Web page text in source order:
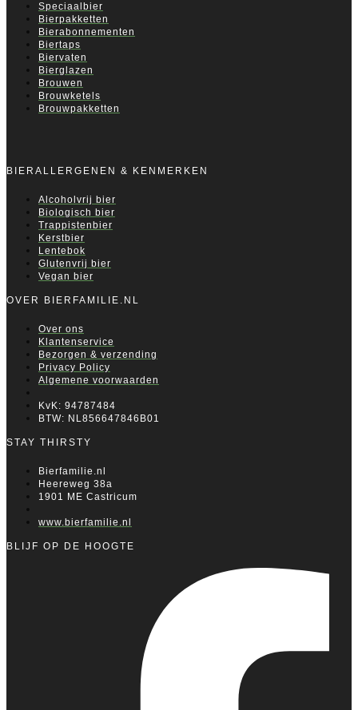
Speciaalbier
Bierpakketten
Bierabonnementen
Biertaps
Biervaten
Bierglazen
Brouwen
Brouwketels
Brouwpakketten
BIERALLERGENEN & KENMERKEN
Alcoholvrij bier
Biologisch bier
Trappistenbier
Kerstbier
Lentebok
Glutenvrij bier
Vegan bier
OVER BIERFAMILIE.NL
Over ons
Klantenservice
Bezorgen & verzending
Privacy Policy
Algemene voorwaarden
KvK: 94787484
BTW: NL856647846B01
STAY THIRSTY
Bierfamilie.nl
Heereweg 38a
1901 ME Castricum
www.bierfamilie.nl
BLIJF OP DE HOOGTE